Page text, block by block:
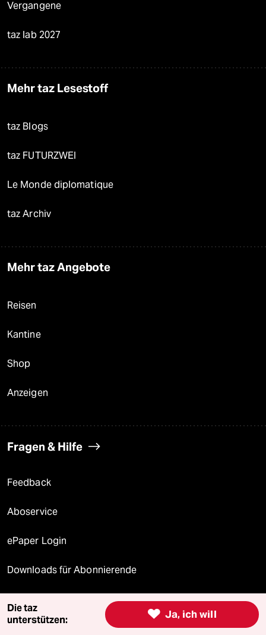
Vergangene
taz lab 2027
Mehr taz Lesestoff
taz Blogs
taz FUTURZWEI
Le Monde diplomatique
taz Archiv
Mehr taz Angebote
Reisen
Kantine
Shop
Anzeigen
Fragen & Hilfe
Feedback
Aboservice
ePaper Login
Downloads für Abonnierende
© 2026 taz Verlags und Vertriebs GmbH
 Ja, ich will
Die taz
unterstützen: